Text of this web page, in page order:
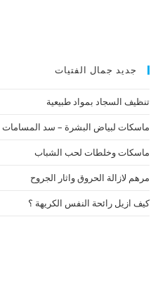
جديد جمال الفتيات
تنظيف السجاد بمواد طبيعية
ماسكات لبياض البشرة – سد المسامات
ماسكات وخلطات لحب الشباب
مرهم لازالة الحروق واثار الجروح
كيف ازيل رائحة النفس الكريهة ؟